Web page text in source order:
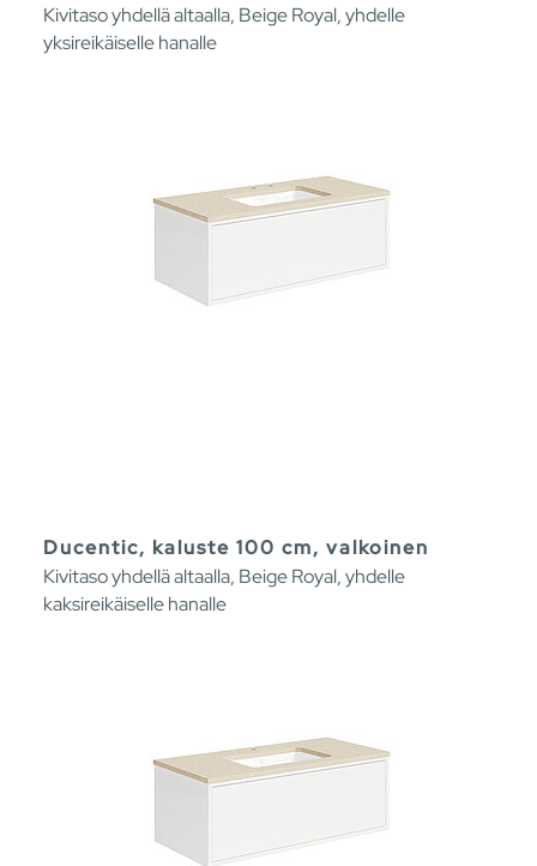
Kivitaso yhdellä altaalla, Beige Royal, yhdelle
yksireikäiselle hanalle
Ducentic, kaluste 100 cm, valkoinen
Kivitaso yhdellä altaalla, Beige Royal, yhdelle
kaksireikäiselle hanalle